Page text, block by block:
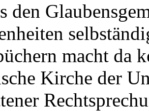
den
macht da
Kirche der